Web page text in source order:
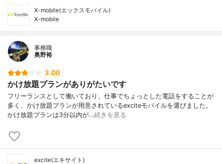
X-mobile(エックスモバイル)
X-mobile
事務職
奥野裕
3.00
かけ放題プランがありがたいです
フリーランスとして働いており、仕事でちょっとした電話をすることが
多く、かけ放題プランが用意されているexciteモバイルを選びました。
かけ放題プランは3分以内が…続きを見る
excite(エキサイト)